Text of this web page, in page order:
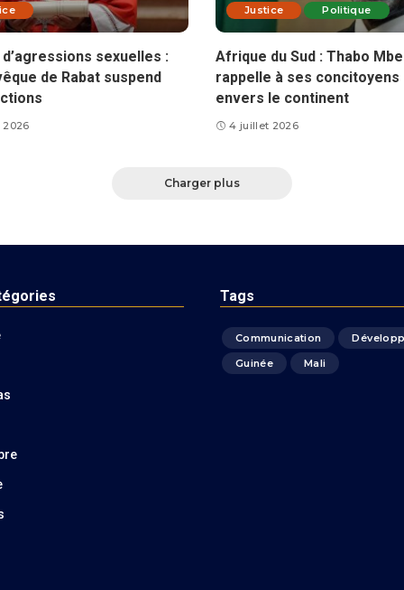
sexuelles :
de Rabat suspend
Justice
Politique
Afrique du Sud : Thabo
rappelle à ses concitoyens
envers le continent
4 juillet 2026
Charger plus
Tags
Communication
Guinée
Mali